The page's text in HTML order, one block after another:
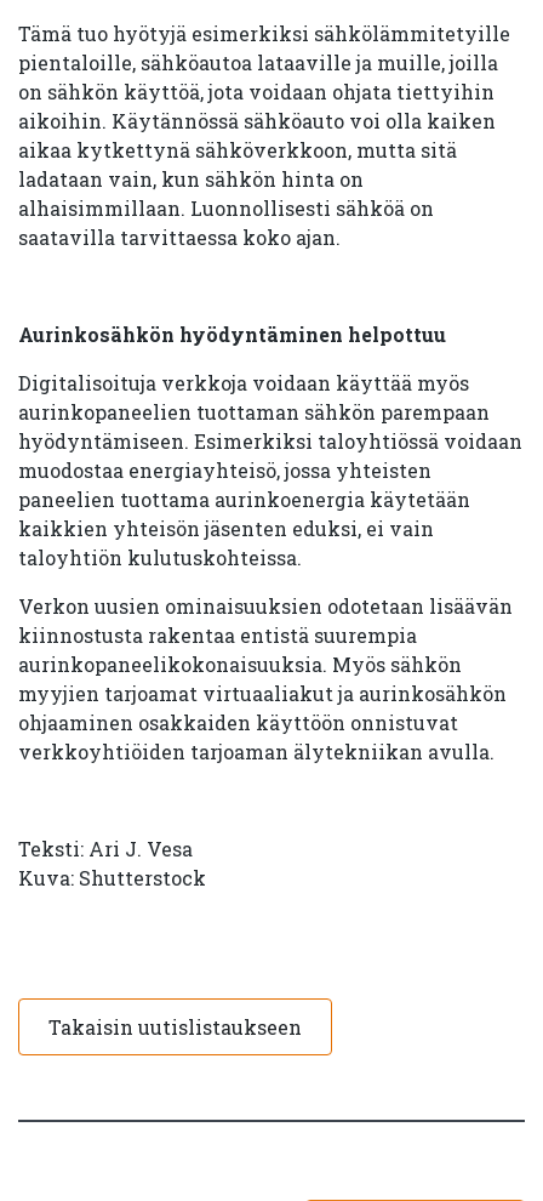
Tämä tuo hyötyjä esimerkiksi sähkölämmitetyille
pientaloille, sähköautoa lataaville ja muille, joilla
on sähkön käyttöä, jota voidaan ohjata tiettyihin
aikoihin. Käytännössä sähköauto voi olla kaiken
aikaa kytkettynä sähköverkkoon, mutta sitä
ladataan vain, kun sähkön hinta on
alhaisimmillaan. Luonnollisesti sähköä on
saatavilla tarvittaessa koko ajan.
Aurinkosähkön hyödyntäminen helpottuu
Digitalisoituja verkkoja voidaan käyttää myös
aurinkopaneelien tuottaman sähkön parempaan
hyödyntämiseen. Esimerkiksi taloyhtiössä voidaan
muodostaa energiayhteisö, jossa yhteisten
paneelien tuottama aurinkoenergia käytetään
kaikkien yhteisön jäsenten eduksi, ei vain
taloyhtiön kulutuskohteissa.
Verkon uusien ominaisuuksien odotetaan lisäävän
kiinnostusta rakentaa entistä suurempia
aurinkopaneelikokonaisuuksia. Myös sähkön
myyjien tarjoamat virtuaaliakut ja aurinkosähkön
ohjaaminen osakkaiden käyttöön onnistuvat
verkkoyhtiöiden tarjoaman älytekniikan avulla.
Teksti: Ari J. Vesa
Kuva: Shutterstock
Takaisin uutislistaukseen